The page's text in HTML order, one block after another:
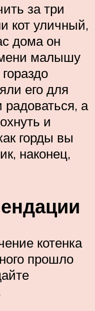
за три
кот уличный,
дома он
малышу
его для
а
и
горды вы
наконец,
котенка
прошло